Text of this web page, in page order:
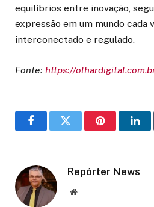
equilíbrios entre inovação,
expressão em um mundo cada
interconectado e regulado.
Fonte: https://
FacebookTwitter Pinterest
Repórter News
Website